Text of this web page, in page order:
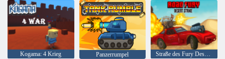
Kogama: 4 Krieg Panzerrumpel Straße des Fury Desert Strike